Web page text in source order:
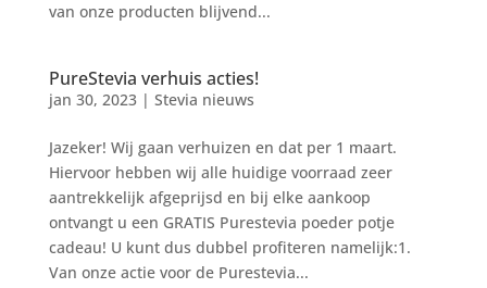
van onze producten blijvend...
PureStevia verhuis acties!
jan 30, 2023| Stevia nieuws
Jazeker! Wij gaan verhuizen en dat per 1 maart.
Hiervoor hebben wij alle huidige voorraad zeer
aantrekkelijk afgeprijsd en bij elke aankoop
ontvangt u een GRATIS Purestevia poeder potje
cadeau! U kunt dus dubbel profiteren namelijk:1.
Van onze actie voor de Purestevia...